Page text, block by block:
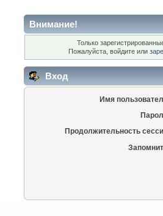
Внимание!
Только
Пожалуйста, войдите или
Вход
Имя
Продолжительность